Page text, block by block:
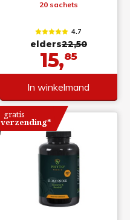
20 sachets
4.7
elders22,50
15,85
In winkelmand
gratis
verzending*